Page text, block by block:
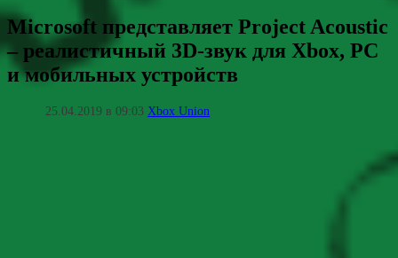
Microsoft представляет Project Acoustic
– реалистичный 3D-звук для Xbox, PC
и мобильных устройств
25.04.2019 в 09:03 Xbox Union